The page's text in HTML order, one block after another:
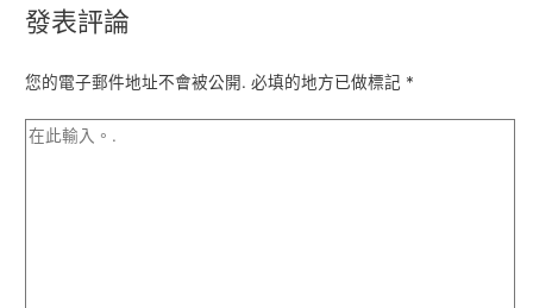
發表評論
您的電子郵件地址不會被公開. 必填的地方已做標記 *